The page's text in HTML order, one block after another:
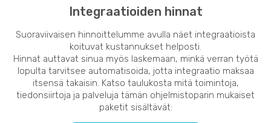
Integraatioiden hinnat
Suoraviivaisen hinnoittelumme avulla näet integraatioista
koituvat kustannukset helposti.
Hinnat auttavat sinua myös laskemaan, minkä verran työtä
lopulta tarvitsee automatisoida, jotta integraatio maksaa
itsensä takaisin. Katso taulukosta mitä toimintoja,
tiedonsiirtoja ja palveluja tämän ohjelmistoparin mukaiset
paketit sisältävät: